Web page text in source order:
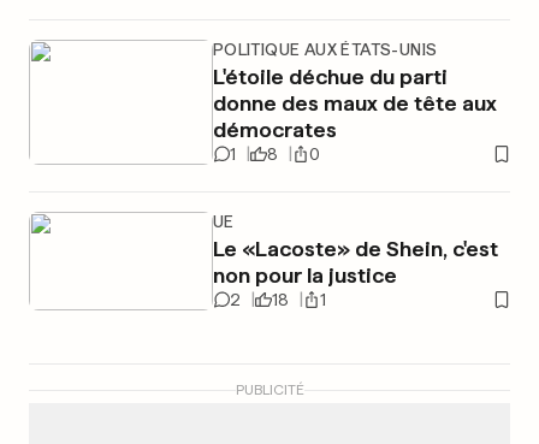
POLITIQUE AUX ÉTATS-UNIS
L'étoile déchue du parti
donne des maux de tête aux
démocrates
1 8 0
UE
Le «Lacoste» de Shein, c'est
non pour la justice
2 18 1
PUBLICITÉ